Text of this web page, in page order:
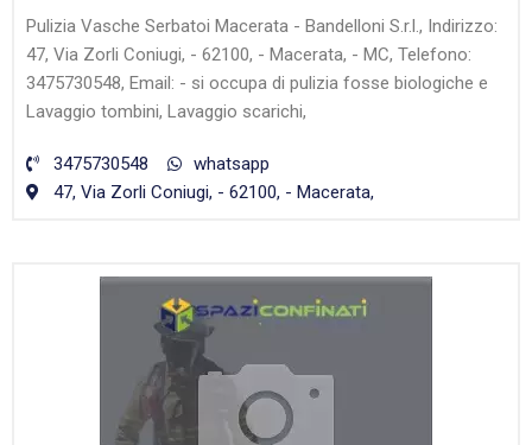
Pulizia Vasche Serbatoi Macerata - Bandelloni S.r.l., Indirizzo:
47, Via Zorli Coniugi, - 62100, - Macerata, - MC, Telefono:
3475730548, Email: - si occupa di pulizia fosse biologiche e
Lavaggio tombini, Lavaggio scarichi,
3475730548
whatsapp
47, Via Zorli Coniugi, - 62100, - Macerata,